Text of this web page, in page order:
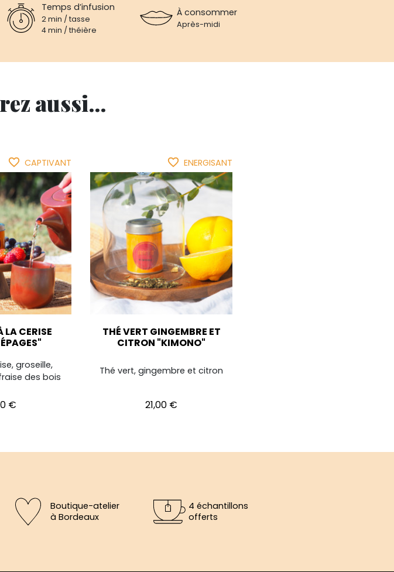
Temps d’infusion
2 min / tasse
4 min / théière
À consommer
Après-midi
aussi...
favorite_border CAPTIVANT
LA CERISE
groseille,
des bois
€
favorite_border ENERGISANT
THÉ VERT GINGEMBRE ET
CITRON "KIMONO"
Thé vert, gingembre et citron
Prix
21,00 €
Boutique-atelier
à Bordeaux
4 échantillons
offerts